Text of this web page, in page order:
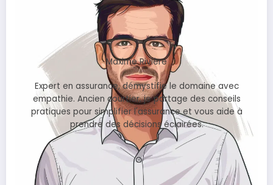
Maxime Rivière
Expert en assurance, démystifie le domaine avec
empathie. Ancien courtier, je partage des conseils
pratiques pour simplifier l'assurance et vous aide à
prendre des décisions éclairées.